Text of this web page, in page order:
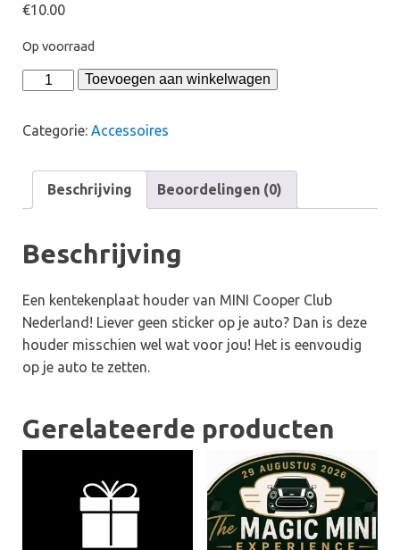
€10.00
Op voorraad
MINI
Club
kentekenplaathouder
1
aantal
Toevoegen aan winkelwagen
Categorie: Accessoires
Beschrijving Beoordelingen (0)
Beschrijving
Een kentekenplaat houder van MINI Cooper Club
Nederland! Liever geen sticker op je auto? Dan is deze
houder misschien wel wat voor jou! Het is eenvoudig
op je auto te zetten.
Gerelateerde producten